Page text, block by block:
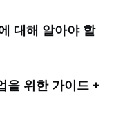
대해 알아야 할
을 위한 가이드 +